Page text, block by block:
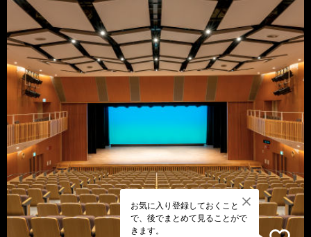
お気に入り登録しておくこと
で、後でまとめて見ることがで
きます。